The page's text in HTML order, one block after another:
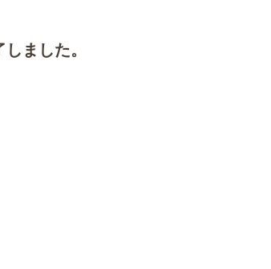
ました。